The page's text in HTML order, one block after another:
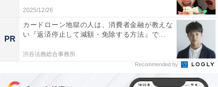
2025/12/26
PR
カードローン地獄の人は、消費者金融が教えな
い『返済停止して減額・免除する方法』で...
渋谷法務総合事務所
Recommended by